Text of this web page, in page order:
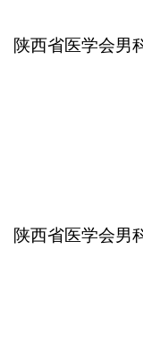
陕西省医学会男
陕西省医学会男